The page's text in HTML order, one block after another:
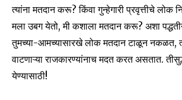
or click the subscribe button below. Don't
your privacy and won't spam your inbox.
safe with us.
त्यांना मतदान करू? किंवा गुन्हेगारी प्रवृत्तीचे
मला उबग येतो, मी कशाला मतदान करू? अशा
तुमच्या-आमच्यासारखे लोक मतदान टाळून नकळत,
वाटणाऱ्या राजकारण्यांनाच मदत करत असतात.
येण्यासाठी!